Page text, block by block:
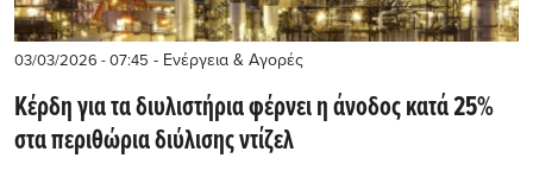
03/03/2026 - 07:45 - Ενέργεια & Αγορές
Κέρδη για τα διυλιστήρια φέρνει η άνοδος κατά 25%
στα περιθώρια διύλισης ντίζελ